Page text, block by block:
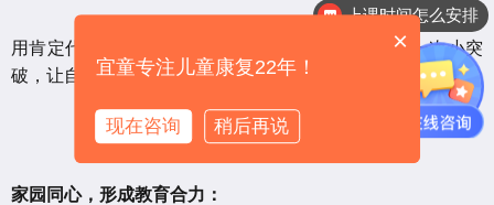
用肯定代替指责，用鼓励代替批评，关注孩子的每一次小突
破，让自信扎根心底。
03
家园同心，形成教育合力：
上课时间怎么安排
×
宜童专注儿童康复22年！
现在咨询 稍后再说